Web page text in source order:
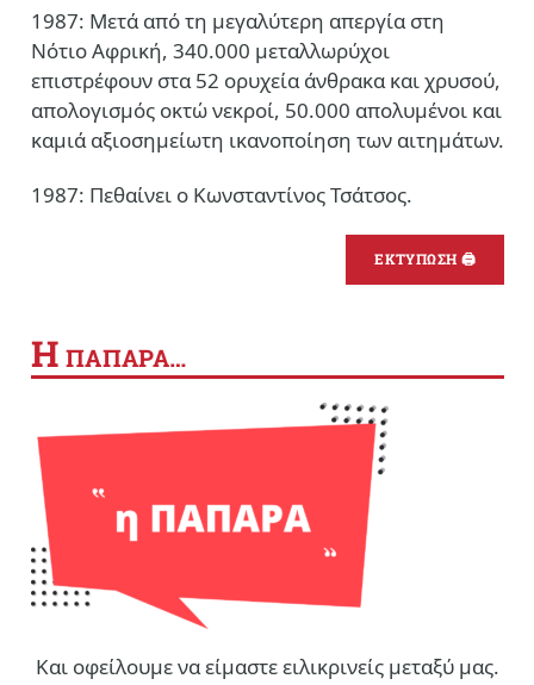
1987: Μετά από τη μεγαλύτερη απεργία στη
Νότιο Αφρική, 340.000 μεταλλωρύχοι
επιστρέφουν στα 52 ορυχεία άνθρακα και χρυσού,
απολογισμός οκτώ νεκροί, 50.000 απολυμένοι και
καμιά αξιοσημείωτη ικανοποίηση των αιτημάτων.
1987: Πεθαίνει ο Κωνσταντίνος Τσάτσος.
ΕΚΤΥΠΩΣΗ 🖨
Η ΠΑΠΑΡΑ…
Και οφείλουμε να είμαστε ειλικρινείς μεταξύ μας.